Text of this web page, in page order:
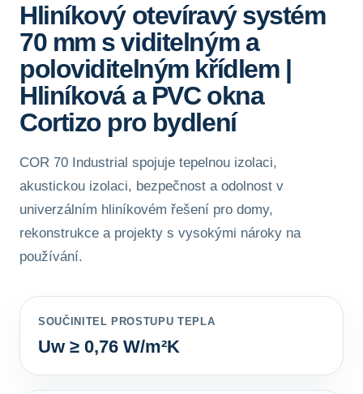
Hliníkový otevíravý systém
70 mm s viditelným a
poloviditelným křídlem |
Hliníková a PVC okna
Cortizo pro bydlení
COR 70 Industrial spojuje tepelnou izolaci,
akustickou izolaci, bezpečnost a odolnost v
univerzálním hliníkovém řešení pro domy,
rekonstrukce a projekty s vysokými nároky na
používání.
SOUČINITEL PROSTUPU TEPLA
Uw ≥ 0,76 W/m²K